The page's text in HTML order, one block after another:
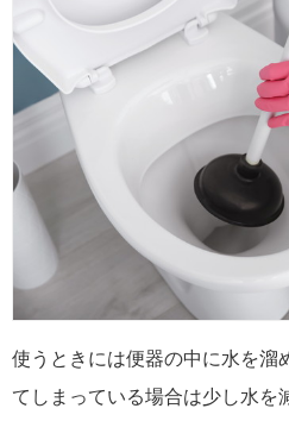
使うときには便器の中に水を溜
てしまっている場合は少し水を